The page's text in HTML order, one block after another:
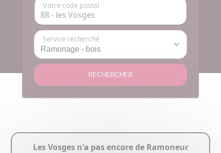
Votre code postal
Service recherché
RECHERCHER
Les Vosges n'a pas encore de Ramoneur